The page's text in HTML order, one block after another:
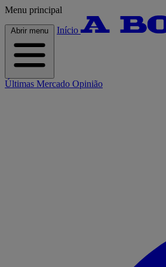
Menu principal
Abrir menu Início
Últimas Mercado Opinião